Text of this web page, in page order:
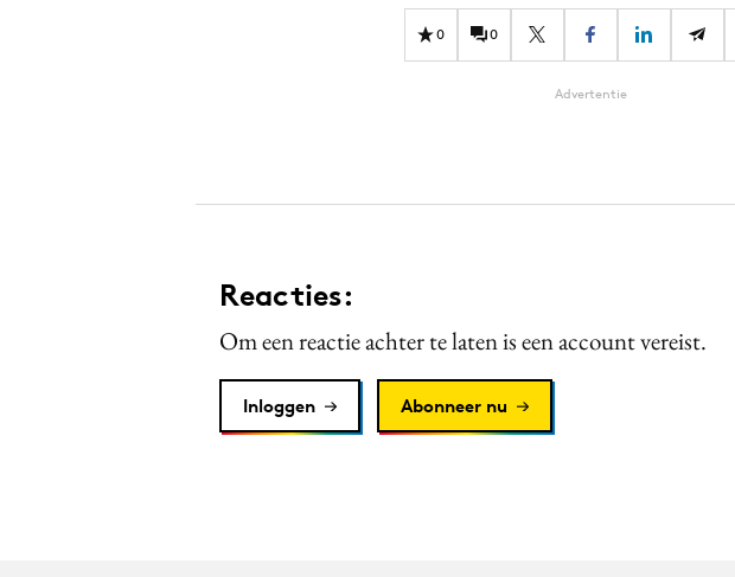
0 0
Advertentie
Reacties:
Om een reactie achter te laten is een account vereist.
Inloggen Abonneer nu